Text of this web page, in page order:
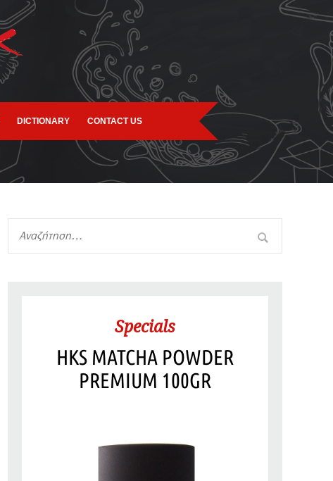
DICTIONARY CONTACT US
Specials
HKS MATCHA POWDER
PREMIUM 100GR